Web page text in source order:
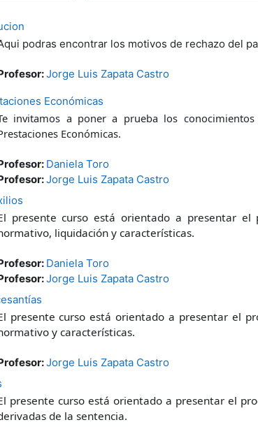
podras encontrar los motivos de rechazo del
Jorge Luis Zapata Castro
Económicas
invitamos a poner a prueba los
Económicas.
Daniela Toro
Jorge Luis Zapata Castro
presente curso está orientado a presentar el
liquidación y características.
Daniela Toro
Jorge Luis Zapata Castro
presente curso está orientado a presentar el
y características.
Jorge Luis Zapata Castro
presente curso está orientado a presentar el
de la sentencia.